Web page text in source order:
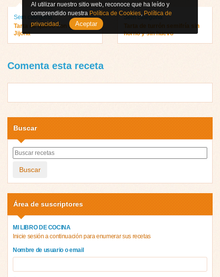
Sem categoria
Tarta de queso con turrón de
Jijona
Sem categoria
Tarta de turrón semifría sin
horno y sin huevo
Comenta esta receta
Buscar
Buscar
Área de suscriptores
MI LIBRO DE COCINA
Inicie sesión a continuación para enumerar sus recetas
Nombre de usuario o email
Al utilizar nuestro sitio web, reconoce que ha leído y
comprendido nuestra Política de Cookies, Política de
privacidad . Aceptar